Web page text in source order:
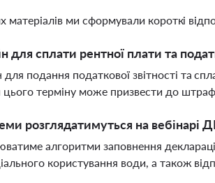
матеріалів ми сформували короткі
сплати рентної плати та
для подання податкової звітності та
терміну може призвести до
розглядатимуться на вебінарі
алгоритми заповнення
користування води, а також